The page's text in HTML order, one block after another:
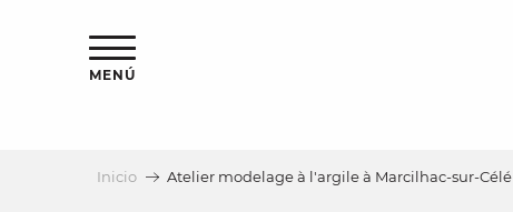
MENÚ
Inicio Atelier modelage à l'argile à Marcilhac-sur-Célé